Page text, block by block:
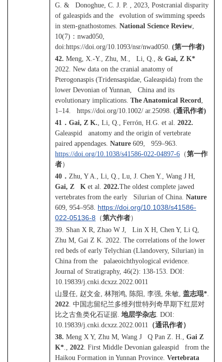
G. & Donoghue, C. J. P. , 2023, Postcranial disparity
of galeaspids and the evolution of swimming speeds
in stem-gnathostomes. National Science Review,
10(7) ： nwad050,
doi:https://doi.org/10.1093/nsr/nwad050. (第一作者)
42. Meng, X.-Y., Zhu, M., Li, Q., & Gai, Z K*
2022. New data on the cranial anatomy of
Pterogonaspis (Tridensaspidae, Galeaspida) from the
lower Devonian of Yunnan, China and its
evolutionary implications. The Anatomical Record,
1–14. https://doi.org/10.1002/ ar.25098. (通讯作者)
41 ． Gai, Z K., Li, Q., Ferrón, H.G. et al. 2022.
Galeaspid anatomy and the origin of vertebrate
paired appendages. Nature 609, 959–963.
https://doi.org/10.1038/s41586-022-04897-6 （第一作
者）
40 ． Zhu, Y A., Li, Q., Lu, J. Chen Y., Wang J H,
Gai, Z K et al. 2022.The oldest complete jawed
vertebrates from the early Silurian of China. Nature
609, 954–958. https://doi.org/10.1038/s41586-
022-05136-8 （第六作者）
39. Shan X R, Zhao W J, Lin X H, Chen Y, Li Q,
Zhu M, Gai Z K. 2022. The correlations of the lower
red beds of early Telychian (Llandovery, Silurian) in
China from the palaeoichthyological evidence.
Journal of Stratigraphy, 46(2): 138-153. DOI:
10.19839/j.cnki.dcxzz.2022.0011
山显任, 赵文金, 林翔鸿, 陈阳 , 李强, 朱敏, 盖志琨*.
2022. 中国志留纪兰多维列世特列奇早期下红层对
比之古鱼类化石证据. 地层学杂志. DOI:
10.19839/j.cnki.dcxzz.2022.0011 （通讯作者）
38. Meng X Y, Zhu M, Wang J Q Pan Z. H., Gai Z
K*., 2022. First Middle Devonian galeaspid from the
Haikou Formation in Yunnan Province. Vertebrata